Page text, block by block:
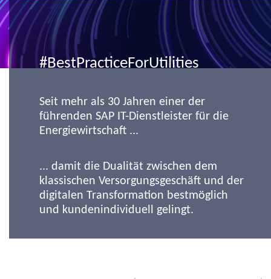
#BestPracticeForUtilities
Seit mehr als 30 Jahren einer der
führenden SAP IT-Dienstleister für die
Energiewirtschaft ...
... damit die Dualität zwischen dem
klassischen Versorgungsgeschäft und der
digitalen Transformation bestmöglich
und kundenindividuell gelingt.